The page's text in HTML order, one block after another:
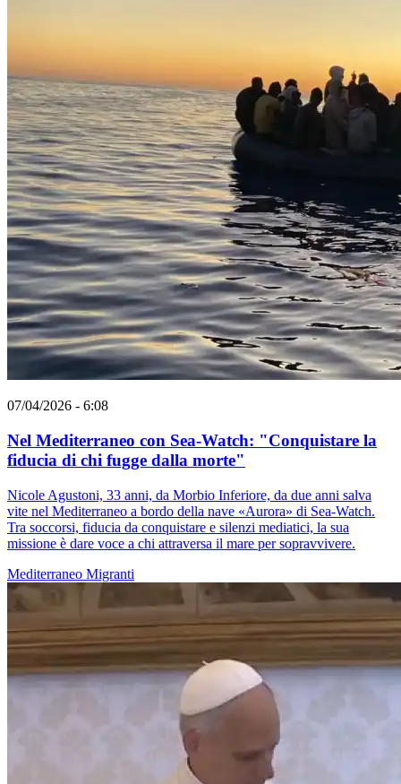
07/04/2026 - 6:08
Nel Mediterraneo con Sea-Watch: "Conquistare la
fiducia di chi fugge dalla morte"
Nicole Agustoni, 33 anni, da Morbio Inferiore, da due anni salva
vite nel Mediterraneo a bordo della nave «Aurora» di Sea-Watch.
Tra soccorsi, fiducia da conquistare e silenzi mediatici, la sua
missione è dare voce a chi attraversa il mare per sopravvivere.
Mediterraneo Migranti